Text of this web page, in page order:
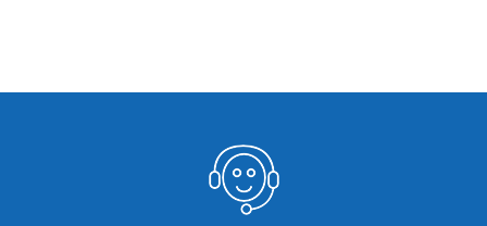
TIGER 433 MG / BỘ ĐIỀU KHIỂN CỬA CUỐN